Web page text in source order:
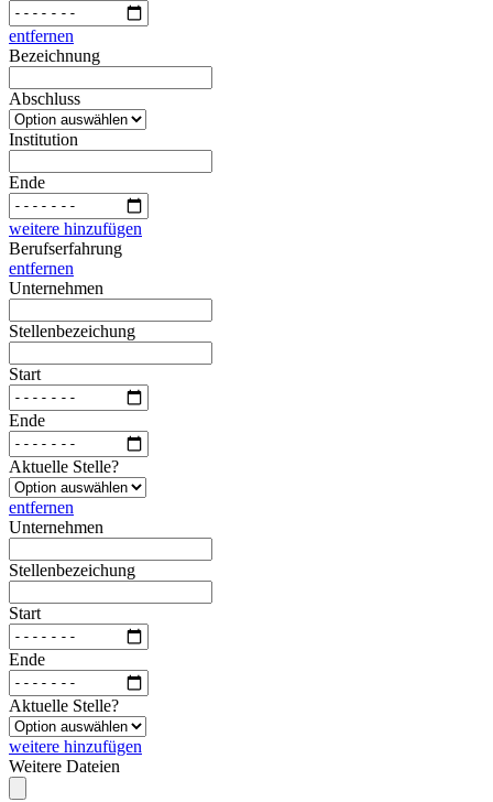
entfernen
Bezeichnung
Abschluss
Institution
Ende
weitere hinzufügen
Berufserfahrung
entfernen
Unternehmen
Stellenbezeichung
Start
Ende
Aktuelle Stelle?
entfernen
Unternehmen
Stellenbezeichung
Start
Ende
Aktuelle Stelle?
weitere hinzufügen
Weitere Dateien